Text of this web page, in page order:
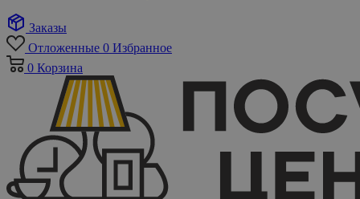
Заказы
Отложенные 0 Избранное
0 Корзина